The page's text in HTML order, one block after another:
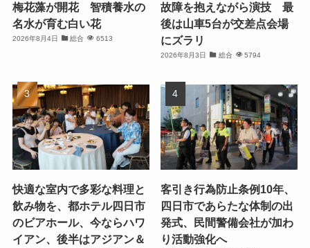
梅花藻が開花 智積養水の
名水が育む白い花
2026年8月4日 総合 6513
故障を抱えながら演技 最
後は山車5台が交差点会場
にズラリ
2026年8月3日 総合 5794
快適な室内で多彩な料理と
飲み物を、都ホテル四日市
のビアホール、今ならハワ
イアン、後半はアジアン＆
客引き行為防止条例10年、
四日市であらたな体制の出
発式、民間警備会社が加わ
り活動強化へ